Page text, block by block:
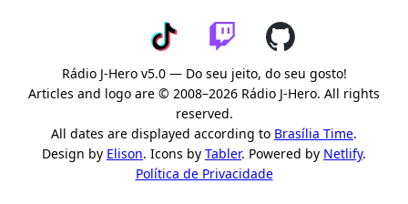
Rádio J-Hero v5.0 — Do seu jeito, do seu gosto!
Articles and logo are © 2008–2026 Rádio J-Hero. All rights
reserved.
All dates are displayed according to Brasília Time.
Design by Elison. Icons by Tabler. Powered by Netlify.
Política de Privacidade